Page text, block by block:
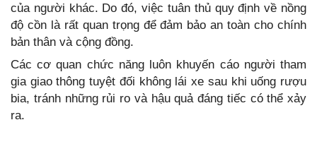
của người khác. Do đó, việc tuân thủ quy định về nồng
độ cồn là rất quan trọng để đảm bảo an toàn cho chính
bản thân và cộng đồng.
Các cơ quan chức năng luôn khuyến cáo người tham
gia giao thông tuyệt đối không lái xe sau khi uống rượu
bia, tránh những rủi ro và hậu quả đáng tiếc có thể xảy
ra.